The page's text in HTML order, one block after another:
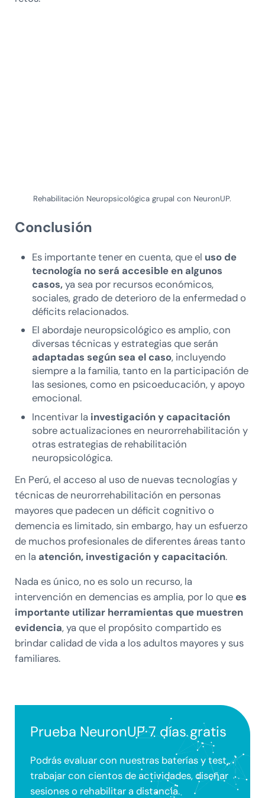
Rehabilitación Neuropsicológica grupal con NeuronUP.
Conclusión
Es importante tener en cuenta, que el uso de
tecnología no será accesible en algunos
casos,ya sea por recursos económicos,
sociales, grado de deterioro de la enfermedad o
déficits relacionados.
El abordaje neuropsicológico es amplio, con
diversas técnicas y estrategias que serán
adaptadas según sea el caso, incluyendo
siempre a la familia, tanto en la participación de
las sesiones, como en psicoeducación, y apoyo
emocional.
Incentivar la investigación y capacitación
sobre actualizaciones en neurorrehabilitación y
otras estrategias de rehabilitación
neuropsicológica.
En Perú, el acceso al uso de nuevas tecnologías y
técnicas de neurorrehabilitación en personas
mayores que padecen un déficit cognitivo o
demencia es limitado, sin embargo, hay un esfuerzo
de muchos profesionales de diferentes áreas tanto
en la atención, investigación y capacitación.
Nada es único, no es solo un recurso, la
intervención en demencias es amplia, por lo que es
importante utilizar herramientas que muestren
evidencia, ya que el propósito compartido es
brindar calidad de vida a los adultos mayores y sus
familiares.
Prueba NeuronUP 7 días gratis
Podrás evaluar con nuestras baterías y test,
trabajar con cientos de actividades, diseñar
sesiones o rehabilitar a distancia.